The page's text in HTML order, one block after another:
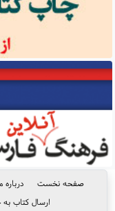
صفحه نخست درباره
ارسال کتاب به